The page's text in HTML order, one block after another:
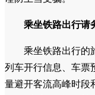
乘坐铁路出行请
乘坐铁路出行的
列车开行信息、车票
量避开客流高峰时段